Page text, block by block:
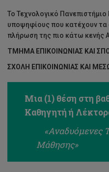
Το Τεχνολογικό
υποψηφίους που κατέχουν τα
πλήρωση της πιο κάτω κενής
ΤΜΗΜΑ ΕΠΙΚΟΙΝΩΝΙΑΣ ΚΑΙ
ΣΧΟΛΗ ΕΠΙΚΟΙΝΩΝΙΑΣ ΚΑΙ
Μια (1) θέση στη
Καθηγητή ή
«Αναδυόμενες
Μάθησης»